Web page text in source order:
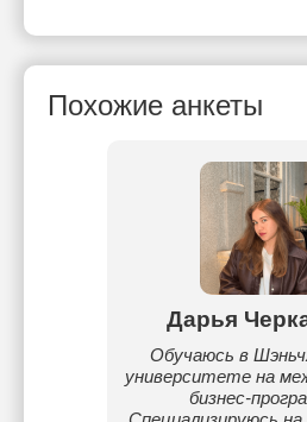
Похожие анкеты
Дарья
Обучаюсь в
университете на
бизнес-